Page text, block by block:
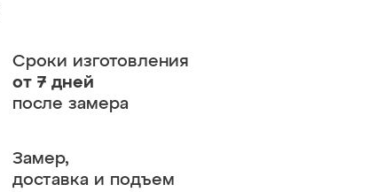
Сроки изготовления
от 7 дней
после замера
Замер,
доставка и подъем